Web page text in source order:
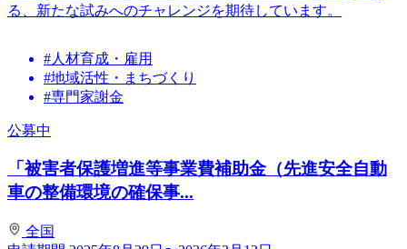
る、新たな試みへのチャレンジを期待しています。
#人材育成・雇用
#地域活性・まちづくり
#専門家謝金
公募中
「被害者保護増進等事業費補助金（先進安全自動
車の整備環境の確保事...
全国